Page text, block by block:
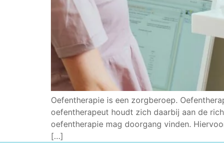
Oefentherapie is een zorgberoep.
oefentherapeut houdt zich daarbij aan de
oefentherapie mag doorgang vinden.
[…]